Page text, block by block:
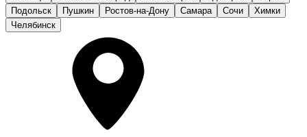
Подольск
Пушкин Ростов-на-Дону Самара Сочи
Химки
Челябинск